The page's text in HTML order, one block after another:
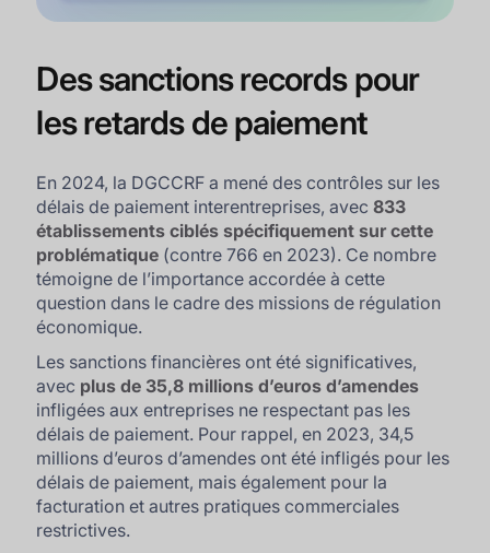
Des sanctions records pour
les retards de paiement
En 2024, la DGCCRF a mené des contrôles sur les
délais de paiement interentreprises, avec833
établissements ciblés spécifiquement sur cette
problématique (contre 766 en 2023). Ce nombre
témoigne de l’importance accordée à cette
question dans le cadre des missions de régulation
économique.
Les sanctions financières ont été significatives,
avec plus de 35,8 millions d’euros d’amendes
infligées aux entreprises ne respectant pas les
délais de paiement. Pour rappel, en 2023, 34,5
millions d’euros d’amendes ont été infligés pour les
délais de paiement, mais également pour la
facturation et autres pratiques commerciales
restrictives.